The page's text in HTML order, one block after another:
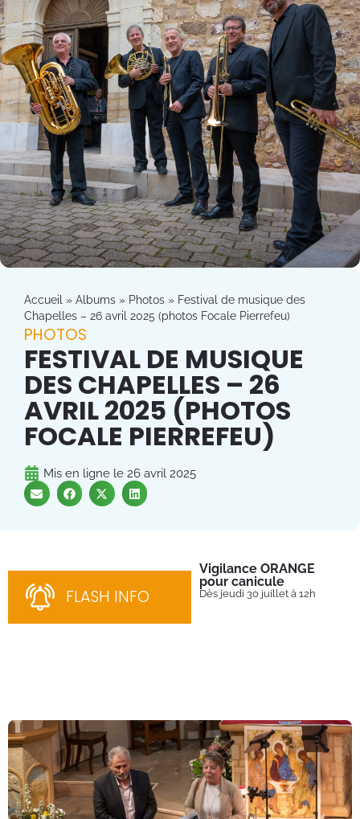
Accueil » Albums » Photos » Festival de musique des
Chapelles – 26 avril 2025 (photos Focale Pierrefeu)
PHOTOS
FESTIVAL DE MUSIQUE
DES CHAPELLES – 26
AVRIL 2025 (PHOTOS
FOCALE PIERREFEU)
Mis en ligne le 26 avril 2025
FLASH INFO
Vigilance ORANGE
pour canicule
Dès jeudi 30 juillet à 12h